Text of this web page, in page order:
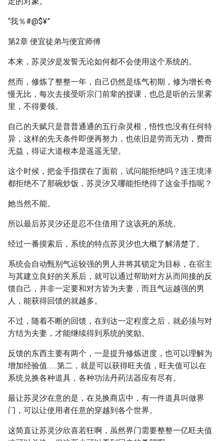
“我％#@$¥”
第2章 便宜徒弟与便宜师傅
本来，苏灵汐是发誓无论如何都不会使用这个系统的。
然而，修炼了整整一年，自己仍然是练气初期，修为增长奇
慢无比，每次去接受听宗门前辈的授课，也总是听的云里雾
里，不得要领。
自己的天赋只是普普通通的五行杂灵根，悟性也没有任何特
异，这样的先天条件即便再努力，也依旧是劳而无功，费而
无益，得证大道根本是遥遥无望。
这个时候，把金手指摆在了面前，试问能拒绝吗？连王境泽
都拒绝不了那碗炒饭，苏灵汐又哪能拒绝得了这金手指呢？
她当然不能。
所以最后苏灵汐还是忍不住借用了这该死的系统。
经过一番摸索后，系统的特点苏灵汐也大概了解清楚了。
系统会自动甄别气运较强的男人并将其锁定为目标，在宿主
与其建立良好的关系后，就可以通过帮助对方从而间接的反
馈自己，并非一定要和对方皆为夫妻，而且气运越强的男
人，能获得回馈的就越多。
不过，随着不断的回馈，在到达一定程度之后，就必须与对
方结为夫妻，才能继续得到系统的奖励。
反馈的东西主要有两个，一是提升修炼进度，也可以理解为
增加经验值……第二，就是可以获得旺夫值，旺夫值可以在
系统兑换各种道具，各种功法丹药法器应有尽有。
最让苏灵汐在意的是，在兑换商店中，有一件道具叫做界
门，可以让使用者任意的穿越到各个世界。
这简直让苏灵汐欣喜若狂啊，虽然界门需要整整一亿旺夫值